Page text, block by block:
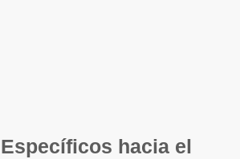
hacia el